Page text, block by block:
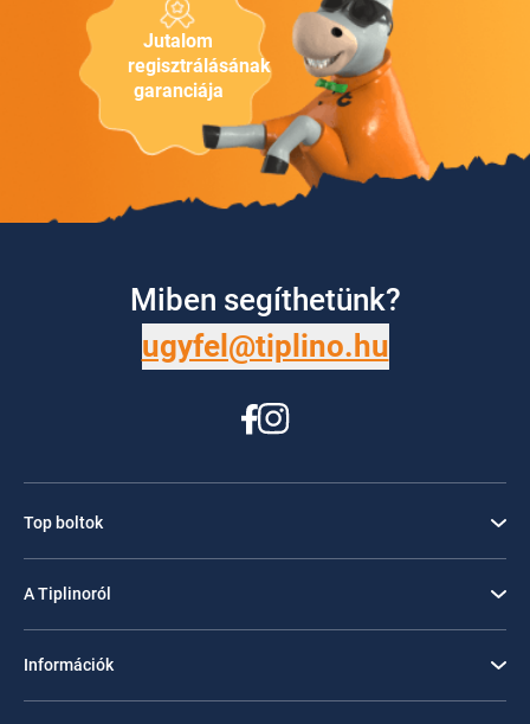
Jutalom
regisztrálásának
garanciája
Miben segíthetünk?
ugyfel@tiplino.hu
Top boltok
A Tiplinoról
Információk